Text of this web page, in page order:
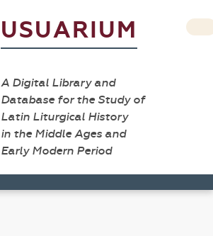
USUARIUM
A Digital Library and
Database for the Study of
Latin Liturgical History
in the Middle Ages and
Early Modern Period